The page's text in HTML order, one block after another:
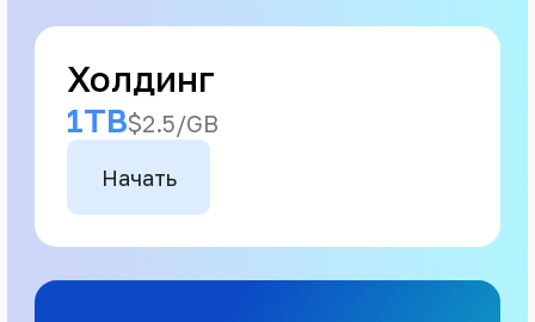
Холдинг
1TB$2.5/GB
Начать